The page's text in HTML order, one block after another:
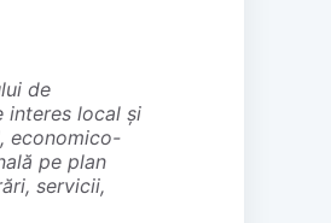
interes local și
economico-
pe plan
servicii,